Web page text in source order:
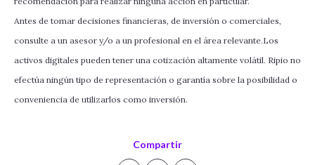
Compartir
Antes de tomar decisiones financieras, de inversión o comerciales,
consulte a un asesor y/o a un profesional en el área relevante.Los
activos digitales pueden tener una cotización altamente volátil. Ripio no
efectúa ningún tipo de representación o garantía sobre la posibilidad o
conveniencia de utilizarlos como inversión.